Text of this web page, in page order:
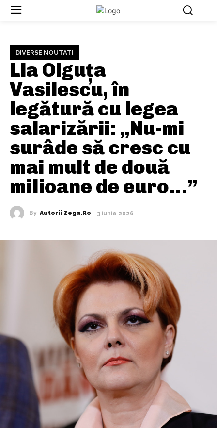
DIVERSE NOUTATI
Lia Olguţa
Vasilescu, în
legătură cu legea
salarizării: „Nu-mi
surâde să cresc cu
mai mult de două
milioane de euro…”
By Autorii Zega.ro 3 iunie 2026